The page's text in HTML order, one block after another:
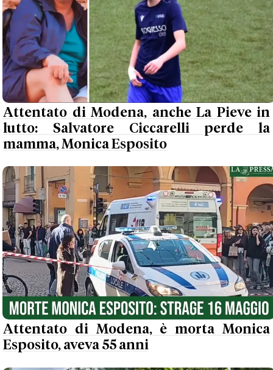
Attentato di Modena, anche La Pieve in
lutto: Salvatore Ciccarelli perde la
mamma, Monica Esposito
Attentato di Modena, è morta Monica
Esposito, aveva 55 anni